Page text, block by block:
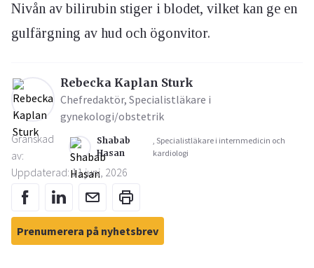
Nivån av bilirubin stiger i blodet, vilket kan ge en
gulfärgning av hud och ögonvitor.
Rebecka Kaplan Sturk
Chefredaktör, Specialistläkare i
gynekologi/obstetrik
Granskad
av:
Shabab
Hasan
, Specialistläkare i internmedicin och
kardiologi
Uppdaterad: 11 juni, 2026
Prenumerera på nyhetsbrev